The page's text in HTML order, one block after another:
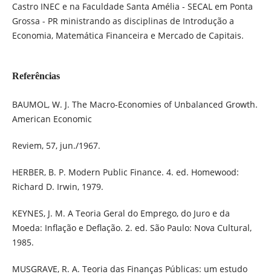
Castro INEC e na Faculdade Santa Amélia - SECAL em Ponta
Grossa - PR ministrando as disciplinas de Introdução a
Economia, Matemática Financeira e Mercado de Capitais.
Referências
BAUMOL, W. J. The Macro-Economies of Unbalanced Growth.
American Economic
Reviem, 57, jun./1967.
HERBER, B. P. Modern Public Finance. 4. ed. Homewood:
Richard D. Irwin, 1979.
KEYNES, J. M. A Teoria Geral do Emprego, do Juro e da
Moeda: Inflação e Deflação. 2. ed. São Paulo: Nova Cultural,
1985.
MUSGRAVE, R. A. Teoria das Finanças Públicas: um estudo